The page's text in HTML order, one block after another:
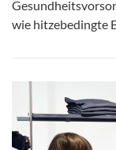
wie hitzebedingte